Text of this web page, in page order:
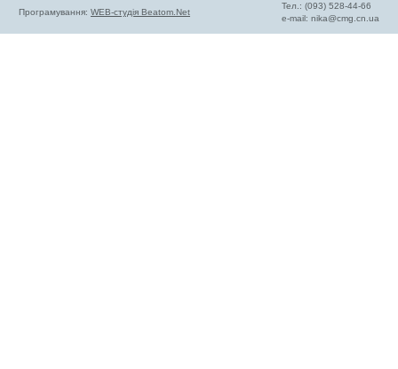
Програмування: WEB-студія Beatom.Net
Тел.: (093) 528-44-66
e-mail:nika@cmg.cn.ua